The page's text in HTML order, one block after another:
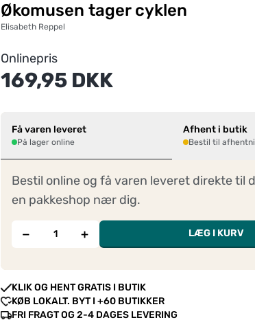
Økomusen tager cyklen
Elisabeth Reppel
Onlinepris
169,95 DKK
Få varen leveret
På lager online
Afhent i butik
Bestil til
Bestil online og få varen leveret direkte til
en pakkeshop nær dig.
− + LÆG I KURV
KLIK OG HENT GRATIS I BUTIK
KØB LOKALT. BYT I +60 BUTIKKER
FRI FRAGT OG 2-4 DAGES LEVERING